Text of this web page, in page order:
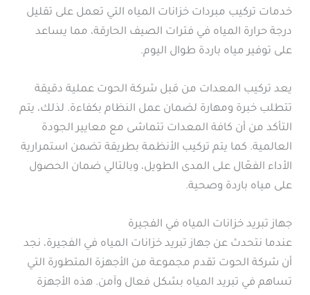
خدمات تركيب مبردات خزانات المياه التي تعمل على تقليل
درجة حرارة المياه في فترات الصيف الحارقة، مما يساعد
على توفير مياه باردة طوال اليوم.
يعد تركيب المعدات من قبل شركة الحوت عملية دقيقة
تتطلب خبرة ومهارة لضمان عمل النظام بكفاءة. لذلك، يتم
التأكد من أن كافة المعدات تتماشى مع معايير الجودة
العالمية. كما يتم تركيب الأنظمة بطريقة تضمن استمرارية
الأداء الفعّال على المدى الطويل، وبالتالي ضمان الحصول
على مياه باردة وصحية.
جهاز تبريد خزانات المياه في الفجيرة
عندما نتحدث عن جهاز تبريد خزانات المياه في الفجيرة، نجد
أن شركة الحوت تقدم مجموعة من الأجهزة المتطورة التي
تساهم في تبريد المياه بشكل فعال وآمن. هذه الأجهزة